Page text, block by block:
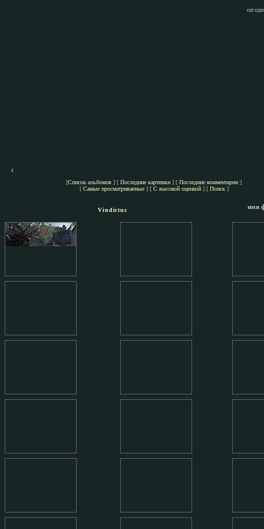
:
[Список альбомов ] [ Последние картинки ] [ Последние комментарии ]
[ Самые просматриваемые] [ С высокой оценкой] [ Поиск]
Vindictus имя